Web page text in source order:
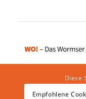
Diese
Empfohlene